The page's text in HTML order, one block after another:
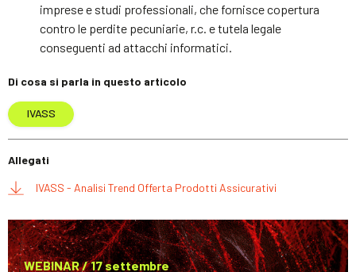
imprese e studi professionali, che fornisce copertura
contro le perdite pecuniarie, r.c. e tutela legale
conseguenti ad attacchi informatici.
Di cosa si parla in questo articolo
IVASS
Allegati
IVASS - Analisi Trend Offerta Prodotti Assicurativi
WEBINAR / 17 settembre